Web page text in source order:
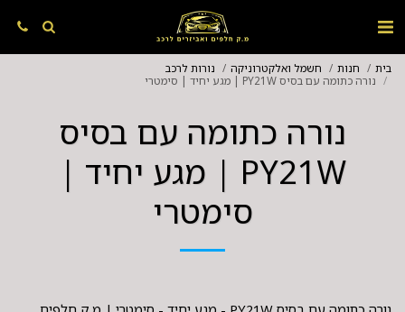
בית חנות חשמל ואלקטרוניקה
נורות לרכב
נורה כתומה עם בסיס PY21W | מגע יחיד | סימטרי
נורה כתומה עם בסיס
PY21W | מגע יחיד |
סימטרי